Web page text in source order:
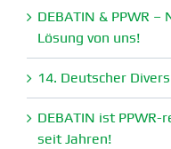
DEBATIN & PPWR
Lösung von uns!
14. Deutscher
DEBATIN ist
seit Jahren!